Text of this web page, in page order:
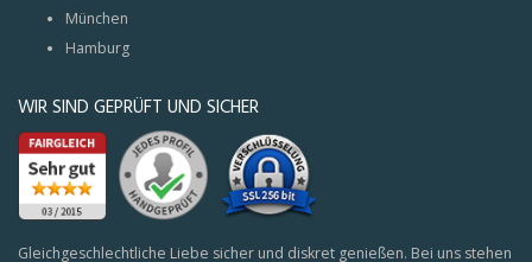
München
Hamburg
WIR SIND GEPRÜFT UND SICHER
Gleichgeschlechtliche Liebe sicher und diskret genießen. Bei uns stehen